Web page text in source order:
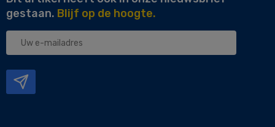
gestaan. Blijf op de hoogte.
Uw